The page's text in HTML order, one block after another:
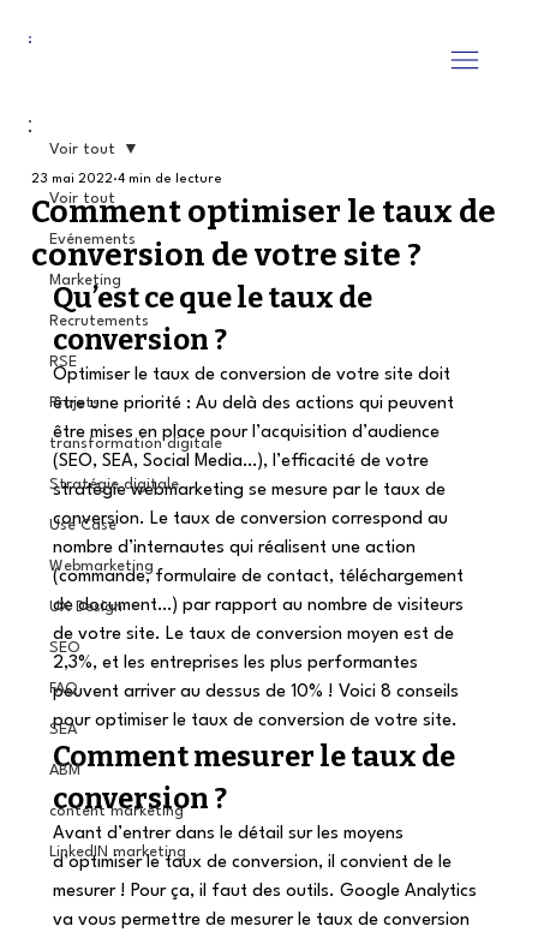
Voir tout
Evénements
Marketing
Recrutements
RSE
Projets
transformation digitale
Stratégie digitale
Use Case
Webmarketing
UX Design
SEO
FAQ
SEA
ABM
content marketing
LinkedIN marketing
Voir tout
Comment optimiser le taux de
conversion de votre site ?
23 mai 2022 4 min de lecture
Qu’est ce que le taux de
conversion ?
Optimiser le taux de conversion de votre site doit
être une priorité : Au delà des actions qui peuvent
être mises en place pour l’acquisition d’audience
(SEO, SEA, Social Media…), l’efficacité de votre
stratégie webmarketing se mesure par le taux de
conversion. Le taux de conversion correspond au
nombre d’internautes qui réalisent une action
(commande, formulaire de contact, téléchargement
de document…) par rapport au nombre de visiteurs
de votre site. Le taux de conversion moyen est de
2,3%, et les entreprises les plus performantes
peuvent arriver au dessus de 10% ! Voici 8 conseils
pour optimiser le taux de conversion de votre site.
Comment mesurer le taux de
conversion ?
Avant d’entrer dans le détail sur les moyens
d’optimiser le taux de conversion, il convient de le
mesurer ! Pour ça, il faut des outils. Google Analytics
va vous permettre de mesurer le taux de conversion